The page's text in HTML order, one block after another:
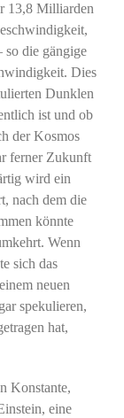
13,8 Milliarden
so die gängige
Dies
Dunklen
ist und ob
der Kosmos
ferner Zukunft
wird ein
nach dem die
könnte
Wenn
sich das
neuen
spekulieren,
hat,
Konstante,
eine